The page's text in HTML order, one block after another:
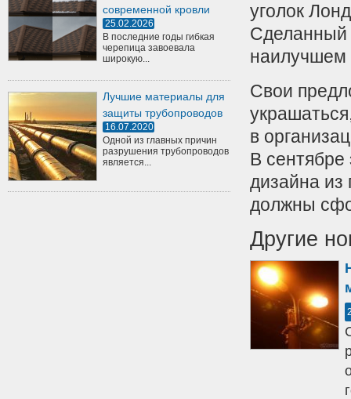
современной кровли
25.02.2026
В последние годы гибкая
черепица завоевала
широкую...
Лучшие материалы для
защиты трубопроводов
16.07.2020
Одной из главных причин
разрушения трубопроводов
является...
уголок
Сделанный
наилучшем
Свои
в
В
дизайна из
должны
Другие